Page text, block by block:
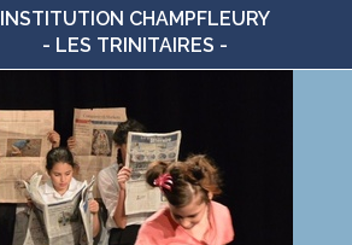
INSTITUTION CHAMPFLEURY
- LES TRINITAIRES -